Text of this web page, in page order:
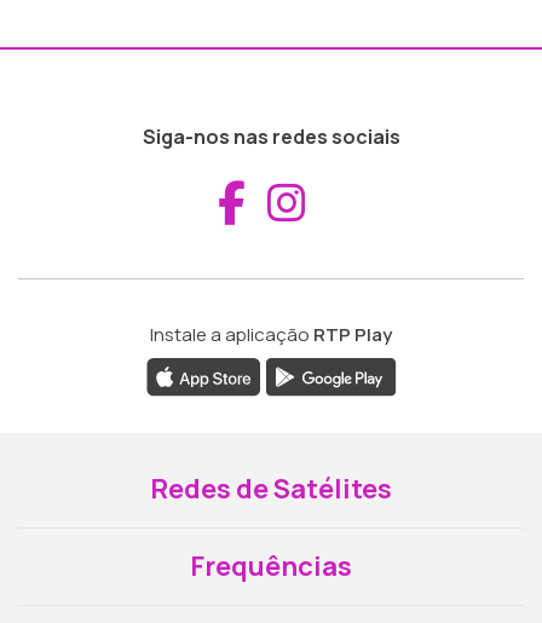
Siga-nos nas redes sociais
Aceder ao
Instale a aplicação RTP Play
Redes de Satélites
Frequências